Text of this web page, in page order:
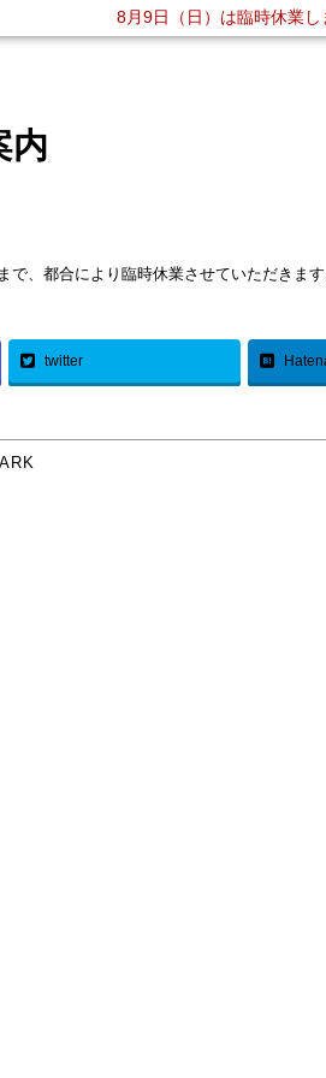
内
で、都合により臨時休業させていただきます
twitter
8月9日（日）は臨時休業し